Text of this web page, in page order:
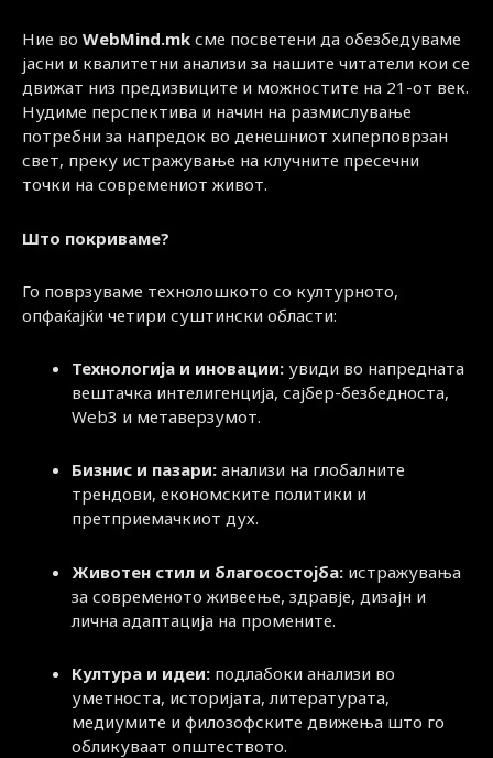
Ние во WebMind.mk сме посветени да обезбедуваме
јасни и квалитетни анализи за нашите читатели кои се
движат низ предизвиците и можностите на 21-от век.
Нудиме перспектива и начин на размислување
потребни за напредок во денешниот хиперповрзан
свет, преку истражување на клучните пресечни
точки на современиот живот.
Што покриваме?
Го поврзуваме технолошкото со културното,
опфаќајќи четири суштински области:
Технологија и иновации: увиди во напредната
вештачка интелигенција, сајбер-безбедноста,
Web3 и метаверзумот.
Бизнис и пазари: анализи на глобалните
трендови, економските политики и
претприемачкиот дух.
Животен стил и благосостојба: истражувања
за современото живеење, здравје, дизајн и
лична адаптација на промените.
Култура и идеи: подлабоки анализи во
уметноста, историјата, литературата,
медиумите и филозофските движења што го
обликуваат општеството.